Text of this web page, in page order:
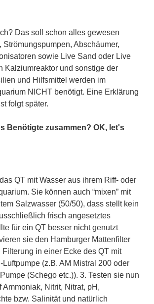
Das soll schon alles gewesen
Strömungspumpen, Abschäumer,
sowie Live Sand oder Live
Kalziumreaktor und sonstige der
und Hilfsmittel werden im
NICHT benötigt. Eine Erklärung
folgt später.
Benötigte zusammen? OK, let's
QT mit Wasser aus ihrem Riff- oder
Sie können auch “mixen” mit
Salzwasser (50/50), dass stellt kein
frisch angesetztes
für ein QT besser nicht genutzt
sie den Hamburger Mattenfilter
in einer Ecke des QT mit
Luftpumpe (z.B. AM Mistral 200 oder
(Schego etc.)). 3. Testen sie nun
Ammoniak, Nitrit, Nitrat, pH,
bzw. Salinität und natürlich